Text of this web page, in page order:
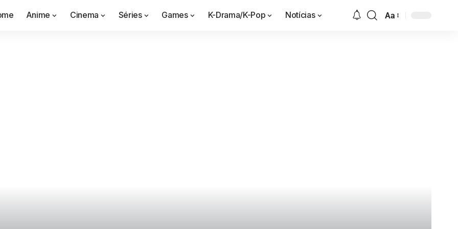
Anime Cinema Séries Games K-Drama/K-Pop Notícias Aa